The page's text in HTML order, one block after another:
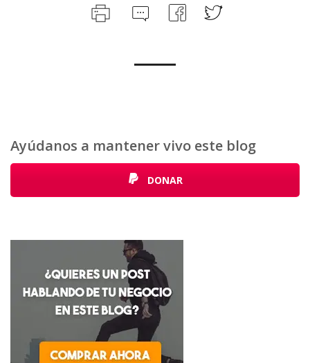
Ayúdanos a mantener vivo este blog
DONAR